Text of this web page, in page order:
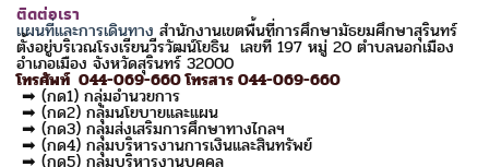
ติดต่อเรา
แผนที่และการเดินทางสำนักงานเขตพื้นที่การศึกษามัธยมศึกษาสุรินทร์
ตั้งอยู่บริเวณโรงเรียนวีรวัฒน์โยธิน เลขที่ 197 หมู่ 20 ตำบลนอกเมือง
อำเภอเมือง จังหวัดสุรินทร์ 32000
โทรศัพท์ 044-069-660 โทรสาร 044-069-660
➡ (กด1) กลุ่มอำนวยการ
➡ (กด2) กลุ่มนโยบายและแผน
➡ (กด3) กลุ่มส่งเสริมการศึกษาทางไกลฯ
➡ (กด4) กลุ่มบริหารงานการเงินและสินทรัพย์